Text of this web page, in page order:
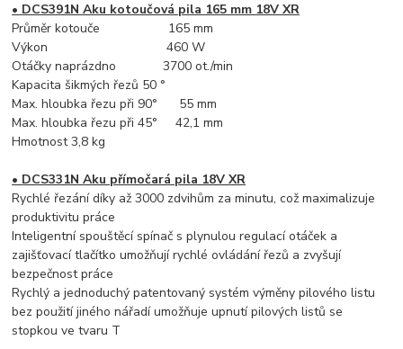
• DCS391N Aku kotoučová pila 165 mm 18V XR
Průměr kotouče 165 mm
Výkon 460 W
Otáčky naprázdno 3700 ot./min
Kapacita šikmých řezů 50 °
Max. hloubka řezu při 90° 55 mm
Max. hloubka řezu při 45° 42,1 mm
Hmotnost 3,8 kg
• DCS331N Aku přímočará pila 18V XR
Rychlé řezání díky až 3000 zdvihům za minutu, což maximalizuje
produktivitu práce
Inteligentní spouštěcí spínač s plynulou regulací otáček a
zajišťovací tlačítko umožňují rychlé ovládání řezů a zvyšují
bezpečnost práce
Rychlý a jednoduchý patentovaný systém výměny pilového listu
bez použití jiného nářadí umožňuje upnutí pilových listů se
stopkou ve tvaru T